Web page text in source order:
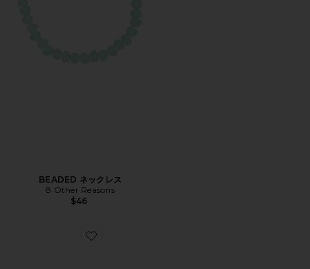
BEADED ネックレス
8 Other Reasons
$46